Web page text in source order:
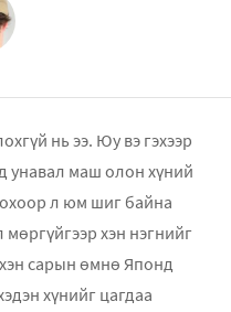
нь ээ. Юу вэ гэхээр
унавал маш олон хүний
л юм шиг байна
хэн нэгнийг
сарын өмнө Японд
хүнийг цагдаа